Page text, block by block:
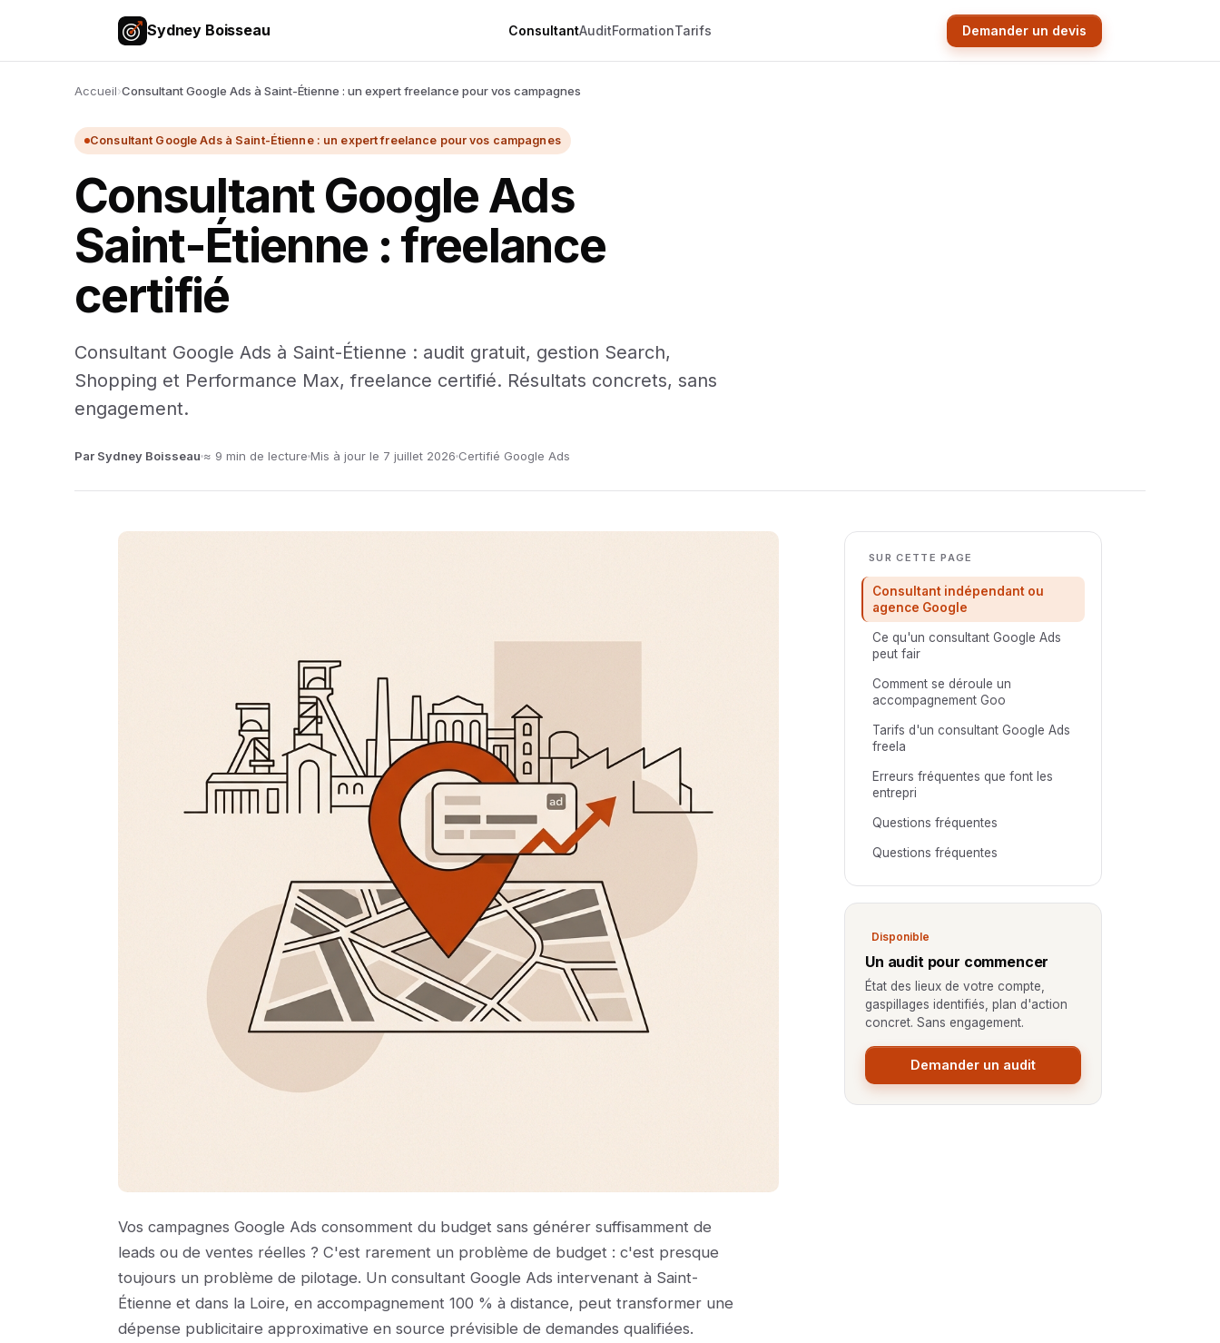
Sydney Boisseau ConsultantAuditFormationTarifs Demander un devis
Accueil›Consultant Google Ads à Saint-Étienne : un expert freelance pour vos campagnes
Consultant Google Ads à Saint-Étienne : un expert freelance pour vos campagnes
Consultant Google Ads
Saint-Étienne : freelance
certifié
Consultant Google Ads à Saint-Étienne : audit gratuit, gestion Search,
Shopping et Performance Max, freelance certifié. Résultats concrets, sans
engagement.
Par Sydney Boisseau ≈ 9 min de lecture Mis à jour le 7 juillet 2026 Certifié Google Ads
Vos campagnes Google Ads consomment du budget sans générer suffisamment de
leads ou de ventes réelles ? C'est rarement un problème de budget : c'est presque
toujours un problème de pilotage. Un consultant Google Ads intervenant à Saint-
Étienne et dans la Loire, en accompagnement 100 % à distance, peut transformer une
dépense publicitaire approximative en source prévisible de demandes qualifiées.
SUR CETTE PAGE
Consultant indépendant ou
agence Google
Ce qu'un consultant Google Ads
peut fair
Comment se déroule un
accompagnement Goo
Tarifs d'un consultant Google Ads
freela
Erreurs fréquentes que font les
entrepri
Questions fréquentes
Questions fréquentes
Disponible
Un audit pour commencer
État des lieux de votre compte,
gaspillages identifiés, plan d'action
concret. Sans engagement.
Demander un audit